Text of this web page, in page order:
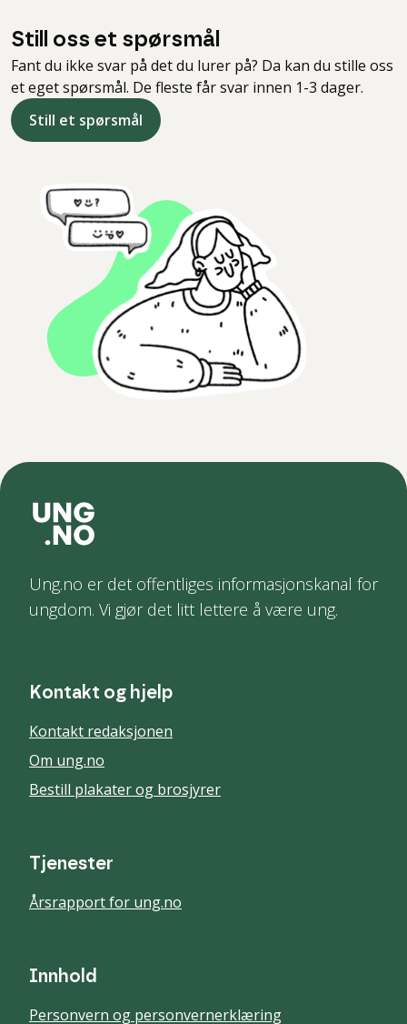
Still oss et spørsmål
Fant du ikke svar på det du lurer på? Da kan du stille oss
et eget spørsmål. De fleste får svar innen 1-3 dager.
Still et spørsmål
Ung.no er det offentliges informasjonskanal for
ungdom. Vi gjør det litt lettere å være ung.
Kontakt og hjelp
Kontakt redaksjonen
Om ung.no
Bestill plakater og brosjyrer
Tjenester
Årsrapport for ung.no
Innhold
Personvern og personvernerklæring